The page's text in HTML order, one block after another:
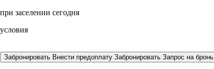
при заселении сегодня
условия
Забронировать Внести предоплату Забронировать Запрос на бронь